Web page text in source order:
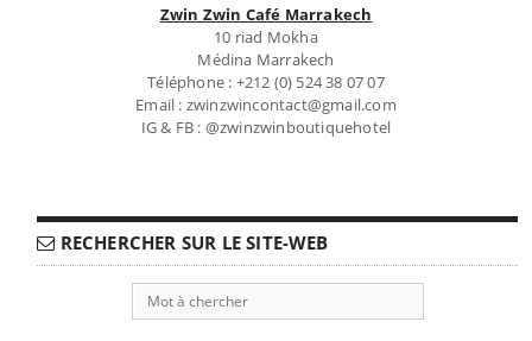
Zwin Zwin Café Marrakech
10 riad Mokha
Médina Marrakech
Téléphone : +212 (0) 524 38 07 07
Email : zwinzwincontact@gmail.com
IG & FB : @zwinzwinboutiquehotel
RECHERCHER SUR LE SITE-WEB